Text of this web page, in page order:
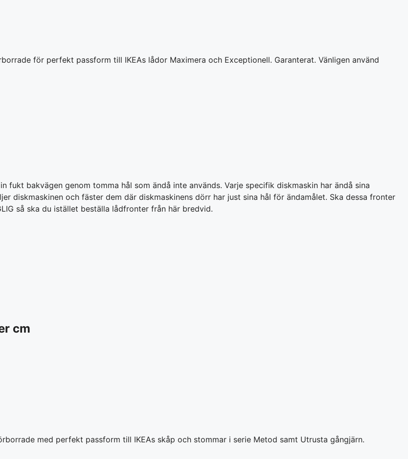
för perfekt passform till IKEAs lådor Maximera och Exceptionell. Garanterat. Vänligen använd
bakvägen genom tomma hål som ändå inte används. Varje specifik diskmaskin har ändå sina
diskmaskinen och fäster dem där diskmaskinens dörr har just sina hål för ändamålet. Ska dessa fronter
så ska du istället beställa lådfronter från här bredvid.
cm
med perfekt passform till IKEAs skåp och stommar i serie Metod samt Utrusta gångjärn.